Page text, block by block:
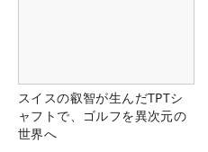
スイスの叡智が生んだTPTシ
ャフトで、ゴルフを異次元の
世界へ